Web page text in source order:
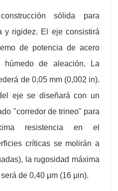
sólida para
y rigidez. El eje consistirá
de potencia de acero
de aleación. La
de 0,05 mm (0,002 in).
eje se diseñará con un
"corredor de trineo" para
resistencia en el
críticas se molirán a
la rugosidad máxima
de 0,40 μm (16 μin).